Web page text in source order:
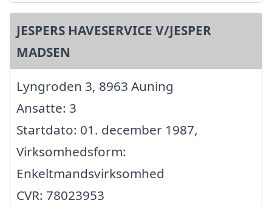
JESPERS HAVESERVICE V/JESPER
MADSEN
Lyngroden 3, 8963 Auning
Ansatte: 3
Startdato: 01. december 1987,
Virksomhedsform:
Enkeltmandsvirksomhed
CVR: 78023953